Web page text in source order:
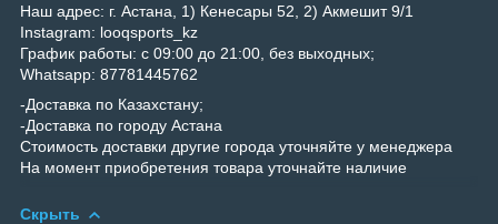
Наш адрес: г. Астана, 1) Кенесары 52, 2) Акмешит 9/1
Instagram: looqsports_kz
График работы: с 09:00 до 21:00, без выходных;
Whatsapp: 87781445762
-Доставка по Казахстану;
-Доставка по городу Астана
Стоимость доставки другие города уточняйте у менеджера
На момент приобретения товара уточнайте наличие
Скрыть